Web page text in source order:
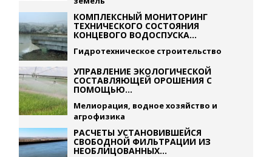
КОМПЛЕКСНЫЙ МОНИТОРИНГ
ТЕХНИЧЕСКОГО СОСТОЯНИЯ
КОНЦЕВОГО ВОДОСПУСКА...
Гидротехническое строительство
УПРАВЛЕНИЕ ЭКОЛОГИЧЕСКОЙ
СОСТАВЛЯЮЩЕЙ ОРОШЕНИЯ С
ПОМОЩЬЮ...
Мелиорация, водное хозяйство и
агрофизика
РАСЧЕТЫ УСТАНОВИВШЕЙСЯ
СВОБОДНОЙ ФИЛЬТРАЦИИ ИЗ
НЕОБЛИЦОВАННЫХ...